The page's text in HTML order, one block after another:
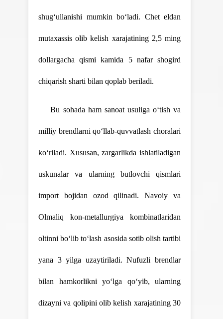
shug‘ullanishi mumkin bo‘ladi. Chet eldan
mutaxassis olib kelish xarajatining 2,5 ming
dollargacha qismi kamida 5 nafar shogird
chiqarish sharti bilan qoplab beriladi.
Bu sohada ham sanoat usuliga o‘tish va
milliy brendlarni qo‘llab-quvvatlash choralari
ko‘riladi. Xususan, zargarlikda ishlatiladigan
uskunalar va ularning butlovchi qismlari
import bojidan ozod qilinadi. Navoiy va
Olmaliq kon-metallurgiya kombinatlaridan
oltinni bo‘lib to‘lash asosida sotib olish tartibi
yana 3 yilga uzaytiriladi. Nufuzli brendlar
bilan hamkorlikni yo‘lga qo‘yib, ularning
dizayni va qolipini olib kelish xarajatining 30